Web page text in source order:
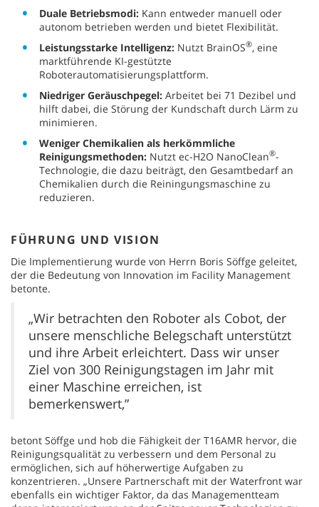
Duale Betriebsmodi: Kann entweder manuell oder
autonom betrieben werden und bietet Flexibilität.
Leistungsstarke Intelligenz: Nutzt BrainOS®, eine
marktführende KI-gestützte
Roboterautomatisierungsplattform.
Niedriger Geräuschpegel: Arbeitet bei 71 Dezibel und
hilft dabei, die Störung der Kundschaft durch Lärm zu
minimieren.
Weniger Chemikalien als herkömmliche
Reinigungsmethoden: Nutzt ec-H2O NanoClean®-
Technologie, die dazu beiträgt, den Gesamtbedarf an
Chemikalien durch die Reiningungsmaschine zu
reduzieren.
FÜHRUNG UND VISION
Die Implementierung wurde von Herrn Boris Söffge geleitet,
der die Bedeutung von Innovation im Facility Management
betonte.
„Wir betrachten den Roboter als Cobot, der
unsere menschliche Belegschaft unterstützt
und ihre Arbeit erleichtert. Dass wir unser
Ziel von 300 Reinigungstagen im Jahr mit
einer Maschine erreichen, ist
bemerkenswert,”
betont Söffge und hob die Fähigkeit der T16AMR hervor, die
Reinigungsqualität zu verbessern und dem Personal zu
ermöglichen, sich auf höherwertige Aufgaben zu
konzentrieren. „Unsere Partnerschaft mit der Waterfront war
ebenfalls ein wichtiger Faktor, da das Managementteam